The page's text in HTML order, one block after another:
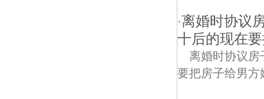
·离婚时协议
十后的现在
离婚时协议房
要把房子给男方